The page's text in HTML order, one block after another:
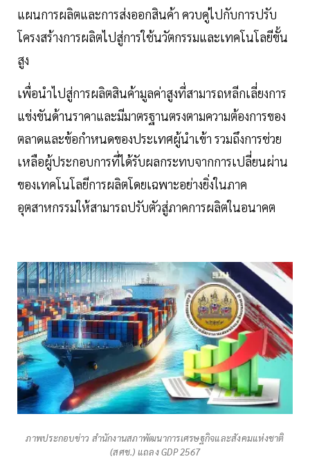
แผนการผลิตและการส่งออกสินค้า ควบคู่ไปกับการปรับ
โครงสร้างการผลิตไปสู่การใช้นวัตกรรมและเทคโนโลยีขั้น
สูง
เพื่อนำไปสู่การผลิตสินค้ามูลค่าสูงที่สามารถหลีกเลี่ยงการ
แข่งขันด้านราคาและมีมาตรฐานตรงตามความต้องการของ
ตลาดและข้อกำหนดของประเทศผู้นำเข้า รวมถึงการช่วย
เหลือผู้ประกอบการที่ได้รับผลกระทบจากการเปลี่ยนผ่าน
ของเทคโนโลยีการผลิตโดยเฉพาะอย่างยิ่งในภาค
อุตสาหกรรมให้สามารถปรับตัวสู่ภาคการผลิตในอนาคต
ภาพประกอบข่าว สำนักงานสภาพัฒนาการเศรษฐกิจและสังคมแห่งชาติ
(สศช.) แถลง GDP 2567